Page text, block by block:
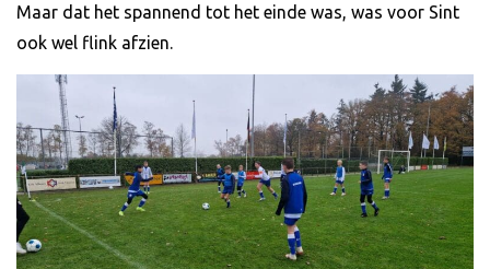
Maar dat het spannend tot het einde was, was voor Sint
ook wel flink afzien.